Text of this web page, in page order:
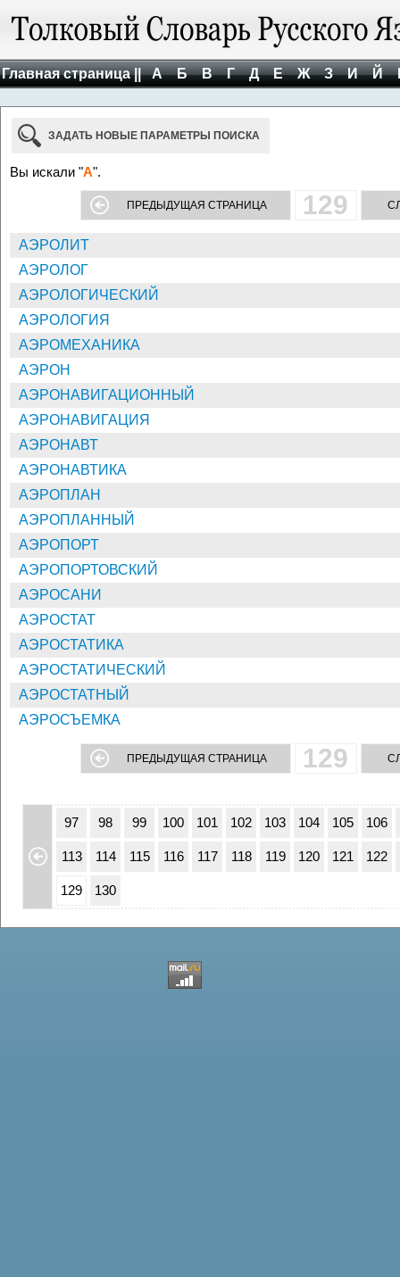
Главная страница || А Б В Г Д Е Ж З И Й
ЗАДАТЬ НОВЫЕ ПАРАМЕТРЫ ПОИСКА
Вы искали "А".
ПРЕДЫДУЩАЯ СТРАНИЦА 129
АЭРОЛИТ
АЭРОЛОГ
АЭРОЛОГИЧЕСКИЙ
АЭРОЛОГИЯ
АЭРОМЕХАНИКА
АЭРОН
АЭРОНАВИГАЦИОННЫЙ
АЭРОНАВИГАЦИЯ
АЭРОНАВТ
АЭРОНАВТИКА
АЭРОПЛАН
АЭРОПЛАННЫЙ
АЭРОПОРТ
АЭРОПОРТОВСКИЙ
АЭРОСАНИ
АЭРОСТАТ
АЭРОСТАТИКА
АЭРОСТАТИЧЕСКИЙ
АЭРОСТАТНЫЙ
АЭРОСЪЕМКА
ПРЕДЫДУЩАЯ СТРАНИЦА 129
80
97 98 99 100 101 102 103 104 105 106
113 114 115 116 117 118 119 120 121 122
129 130